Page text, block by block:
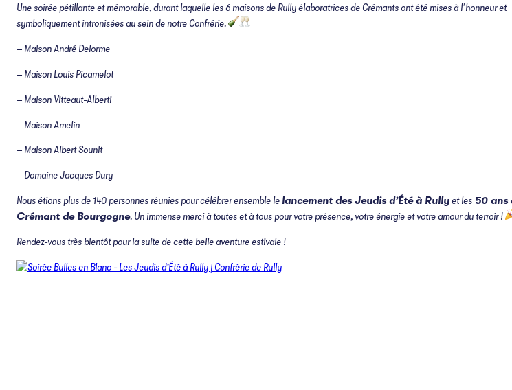
Une soirée pétillante et mémorable, durant laquelle les 6 maisons de Rully élaboratrices de Crémants ont été mises à l’honneur et
symboliquement intronisées au sein de notre Confrérie.
– Maison André Delorme
– Maison Louis Picamelot
– Maison Vitteaut-Alberti
– Maison Amelin
– Maison Albert Sounit
– Domaine Jacques Dury
Nous étions plus de 140 personnes réunies pour célébrer ensemble le lancement des Jeudis d’Été à Rullyet les 50 ans
Crémant de Bourgogne. Un immense merci à toutes et à tous pour votre présence, votre énergie et votre amour du terroir !
Rendez-vous très bientôt pour la suite de cette belle aventure estivale !